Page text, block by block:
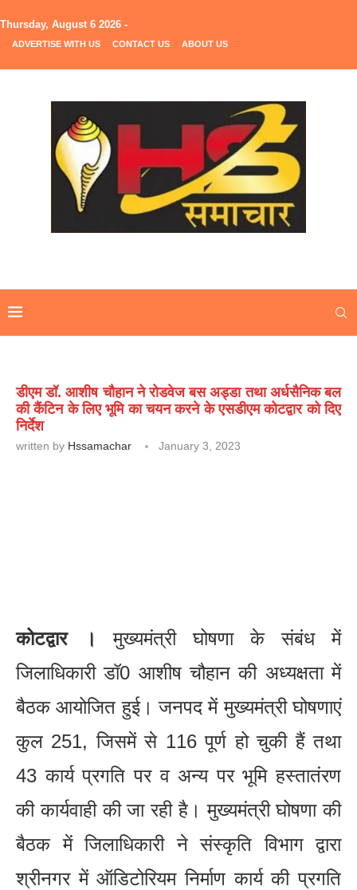
Thursday, August 6 2026 -
ADVERTISE WITH US CONTACT US ABOUT US
डीएम डॉ. आशीष चौहान ने रोडवेज बस अड्डा तथा अर्धसैनिक बल
की कैंटिन के लिए भूमि का चयन करने के एसडीएम कोटद्वार को दिए
निर्देश
written by Hssamachar January 3, 2023
कोटद्वार ।
मुख्यमंत्री घोषणा के संबंध में
जिलाधिकारी डॉ0 आशीष चौहान की अध्यक्षता में
बैठक आयोजित हुई। जनपद में मुख्यमंत्री घोषणाएं
कुल 251, जिसमें से 116 पूर्ण हो चुकी हैं तथा
43 कार्य प्रगति पर व अन्य पर भूमि हस्तातंरण
की कार्यवाही की जा रही है। मुख्यमंत्री घोषणा की
बैठक में जिलाधिकारी ने संस्कृति विभाग द्वारा
श्रीनगर में ऑडिटोरियम निर्माण कार्य की प्रगति